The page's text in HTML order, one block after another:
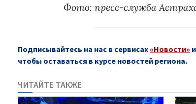
Фото: пресс-служба
Подписывайтесь на нас в сервисах «Новости» и
чтобы оставаться в курсе новостей региона.
ЧИТАЙТЕ ТАКЖЕ